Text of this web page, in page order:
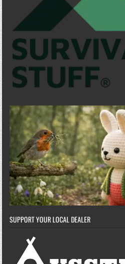
SUPPORT YOUR LOCAL DEALER